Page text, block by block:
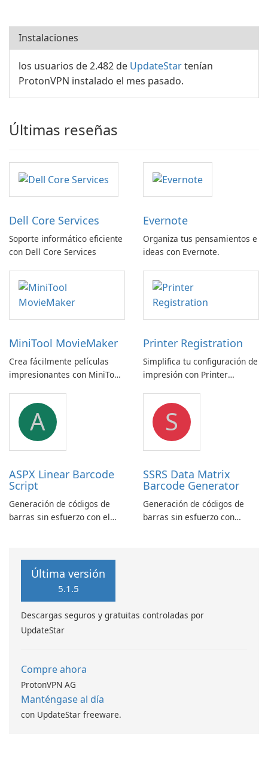
Instalaciones
los usuarios de 2.482 de UpdateStartenían
ProtonVPN instalado el mes pasado.
Últimas reseñas
Dell Core Services
Soporte informático eficiente
con Dell Core Services
Evernote
Organiza tus pensamientos e
ideas con Evernote.
MiniTool MovieMaker
Crea fácilmente películas
impresionantes con MiniTool
Printer Registration
Simplifica tu configuración de
impresión con Printer
A
ASPX Linear Barcode
Script
Generación de códigos de
barras sin esfuerzo con el
S
SSRS Data Matrix
Barcode Generator
Generación de códigos de
barras sin esfuerzo con
Última versión
5.1.5
Descargas seguros y gratuitas controladas por
UpdateStar
Compre ahora
ProtonVPN AG
Manténgase al día
con UpdateStar freeware.